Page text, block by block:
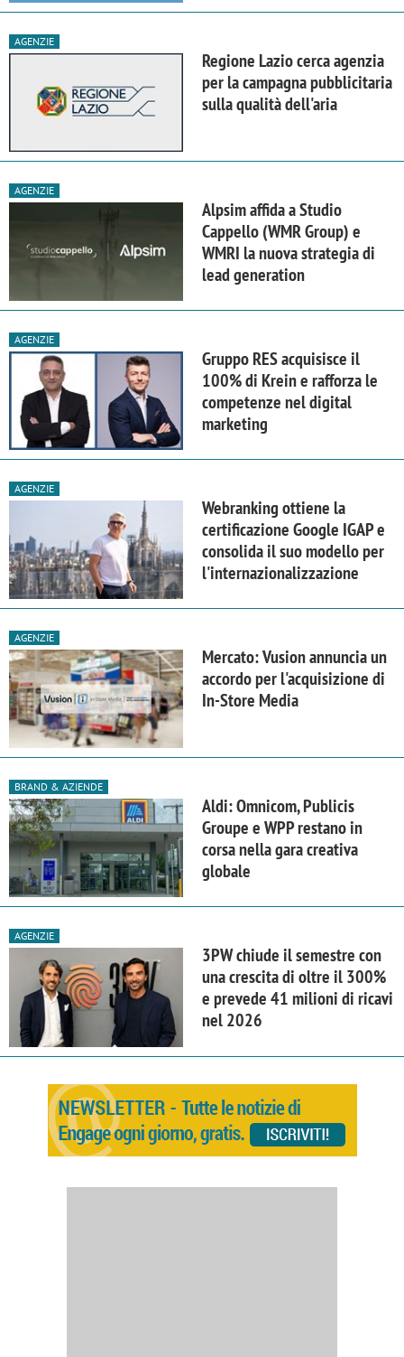
AGENZIE
Regione Lazio cerca agenzia
per la campagna pubblicitaria
sulla qualità dell'aria
AGENZIE
Alpsim affida a Studio
Cappello (WMR Group) e
WMRI la nuova strategia di
lead generation
AGENZIE
Gruppo RES acquisisce il
100% di Krein e rafforza le
competenze nel digital
marketing
AGENZIE
Webranking ottiene la
certificazione Google IGAP e
consolida il suo modello per
l'internazionalizzazione
AGENZIE
Mercato: Vusion annuncia un
accordo per l'acquisizione di
In-Store Media
BRAND & AZIENDE
Aldi: Omnicom, Publicis
Groupe e WPP restano in
corsa nella gara creativa
globale
AGENZIE
3PW chiude il semestre con
una crescita di oltre il 300%
e prevede 41 milioni di ricavi
nel 2026